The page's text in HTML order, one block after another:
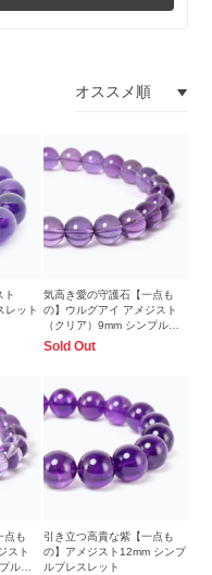
ト
レット
気高き愛の守護石【一点も
の】ウルグアイ アメジスト
（クリア）9mm シンプルブ
レスレット
Sold Out
点も
スト
ルブ
引き立つ高貴な紫【一点も
の】アメジスト12mm シンプ
ルブレスレット